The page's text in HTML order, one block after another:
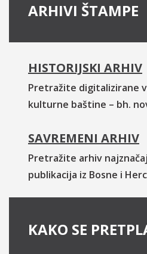
ARHIVI ŠTAMPE
HISTORIJSKI ARHIV
Pretražite digitalizirane
kulturne baštine – bh.
SAVREMENI ARHIV
Pretražite arhiv
publikacija iz Bosne i
KAKO SE